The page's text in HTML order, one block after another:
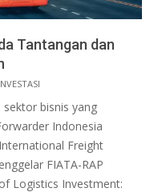
Tantangan dan
bisnis yang
Indonesia
Freight
FIATA-RAP
Logistics Investment: